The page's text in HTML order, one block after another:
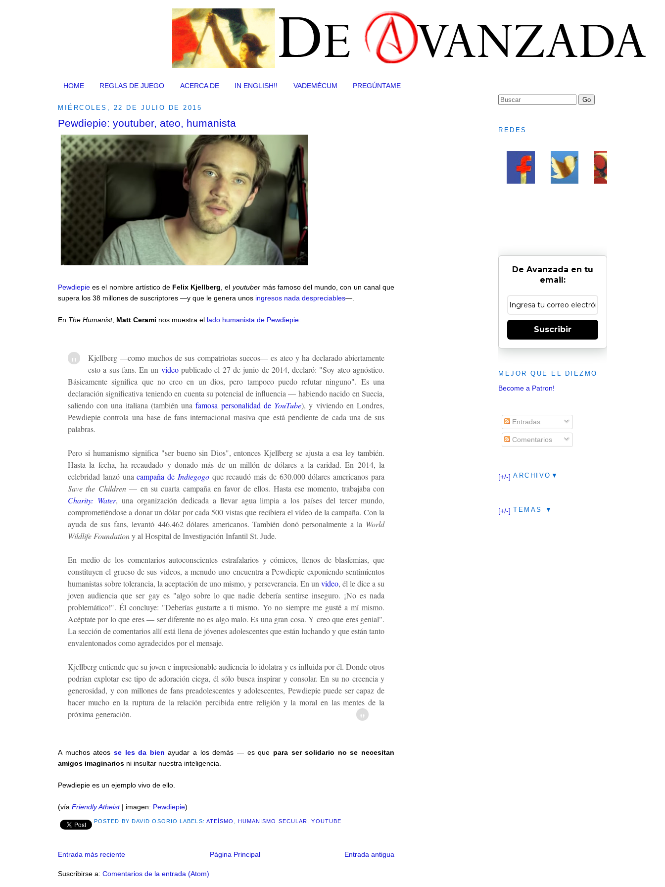
HOME REGLAS DE JUEGO ACERCA DE IN ENGLISH!! VADEMÉCUM PREGÚNTAME
MIÉRCOLES, 22 DE JULIO DE 2015
Pewdiepie: youtuber, ateo, humanista
Pewdiepie es el nombre artístico de Felix Kjellberg, el youtubermás famoso del mundo, con un canal que
supera los 38 millones de suscriptores —y que le genera unos ingresos nada despreciables—.
En The Humanist, Matt Cerami nos muestra el lado humanista de Pewdiepie:
Kjellberg —como muchos de sus compatriotas suecos— es ateo y ha declarado abiertamente
esto a sus fans. En un videopublicado el 27 de junio de 2014, declaró: "Soy ateo agnóstico.
Básicamente significa que no creo en un dios, pero tampoco puedo refutar ninguno". Es una
declaración significativa teniendo en cuenta su potencial de influencia — habiendo nacido en Suecia,
saliendo con una italiana (también unafamosa personalidad de YouTube), y viviendo en Londres,
Pewdiepie controla una base de fans internacional masiva que está pendiente de cada una de sus
palabras.
Pero si humanismo significa "ser bueno sin Dios", entonces Kjellberg se ajusta a esa ley también.
Hasta la fecha, ha recaudado y donado más de un millón de dólares a la caridad. En 2014, la
celebridad lanzó unacampaña de Indiegogoque recaudó más de 630.000 dólares americanos para
Save the Children— en su cuarta campaña en favor de ellos. Hasta ese momento, trabajaba con
Charity: Water, una organización dedicada a llevar agua limpia a los países del tercer mundo,
comprometiéndose a donar un dólar por cada 500 vistas que recibiera el vídeo de la campaña. Con la
ayuda de sus fans, levantó 446.462 dólares americanos. También donó personalmente a la World
Wildlife Foundationy al Hospital de Investigación Infantil St. Jude.
En medio de los comentarios autoconscientes estrafalarios y cómicos, llenos de blasfemias, que
constituyen el grueso de sus videos, a menudo uno encuentra a Pewdiepie exponiendo sentimientos
humanistas sobre tolerancia, la aceptación de uno mismo, y perseverancia. En unvideo, él le dice a su
joven audiencia que ser gay es "algo sobre lo que nadie debería sentirse inseguro. ¡No es nada
problemático!". Él concluye: "Deberías gustarte a ti mismo. Yo no siempre me gusté a mí mismo.
Acéptate por lo que eres — ser diferente no es algo malo. Es una gran cosa. Y creo que eres genial".
La sección de comentarios allí está llena de jóvenes adolescentes que están luchando y que están tanto
envalentonados como agradecidos por el mensaje.
Kjellberg entiende que su joven e impresionable audiencia lo idolatra y es influida por él. Donde otros
podrían explotar ese tipo de adoración ciega, él sólo busca inspirar y consolar. En su no creencia y
generosidad, y con millones de fans preadolescentes y adolescentes, Pewdiepie puede ser capaz de
hacer mucho en la ruptura de la relación percibida entre religión y la moral en las mentes de la
próxima generación.
A muchos ateos se les da bien ayudar a los demás — es que para ser solidario no se necesitan
amigos imaginarios ni insultar nuestra inteligencia.
Pewdiepie es un ejemplo vivo de ello.
(vía Friendly Atheist| imagen: Pewdiepie)
POSTED BY DAVID OSORIO LABELS: ATEÍSMO HUMANISMO SECULAR ,YOUTUBE
Entrada más reciente Entrada antigua
Página Principal
Suscribirse a: Comentarios de la entrada (Atom)
REDES
De Avanzada en tu
email:
Suscribir
MEJOR QUE EL DIEZMO
Become a Patron!
Entradas
Comentarios
[+/-] ARCHIVO▼
[+/-] TEMAS ▼